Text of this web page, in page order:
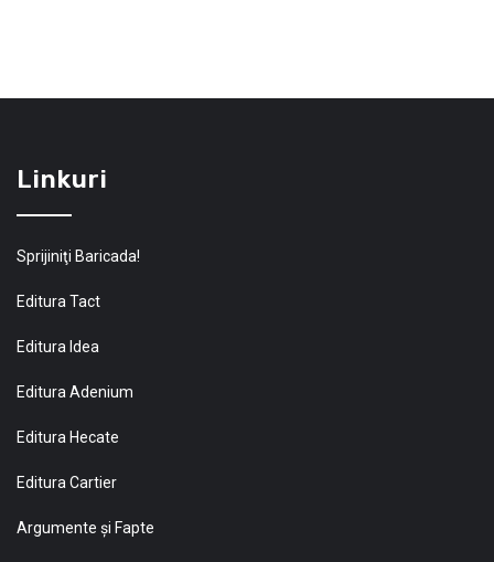
Linkuri
Sprijiniţi Baricada!
Editura Tact
Editura Idea
Editura Adenium
Editura Hecate
Editura Cartier
Argumente și Fapte